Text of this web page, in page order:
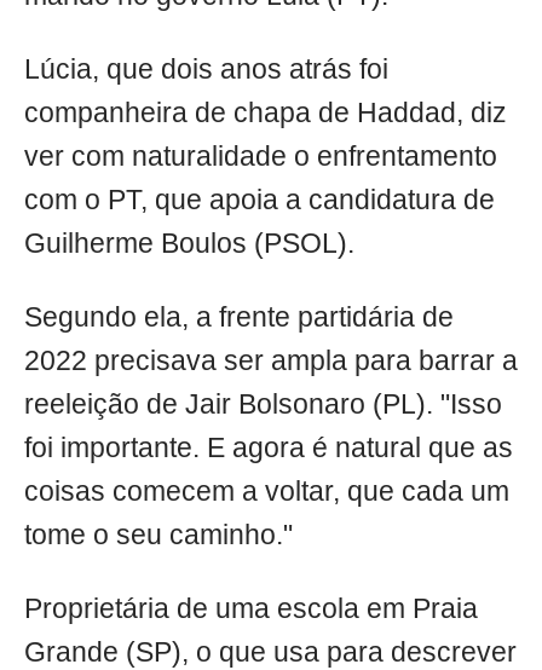
Lúcia, que dois anos atrás foi
companheira de chapa de Haddad, diz
ver com naturalidade o enfrentamento
com o PT, que apoia a candidatura de
Guilherme Boulos (PSOL).
Segundo ela, a frente partidária de
2022 precisava ser ampla para barrar a
reeleição de Jair Bolsonaro (PL). "Isso
foi importante. E agora é natural que as
coisas comecem a voltar, que cada um
tome o seu caminho."
Proprietária de uma escola em Praia
Grande (SP), o que usa para descrever